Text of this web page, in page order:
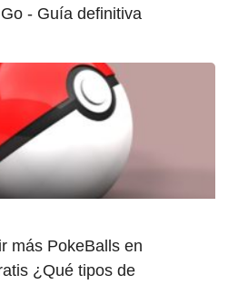
- Guía definitiva
más PokeBalls en
¿Qué tipos de